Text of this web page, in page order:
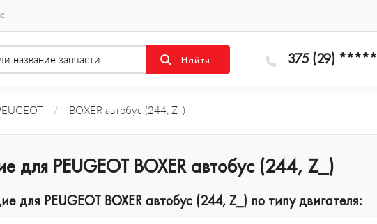
375 (29) *****
/ BOXER автобус (244, Z_)
PEUGEOT BOXER автобус (244, Z_)
PEUGEOT BOXER автобус (244, Z_) по типу двигателя: